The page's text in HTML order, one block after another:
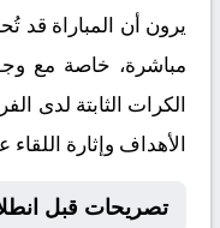
يرون أن المباراة
مباشرة، خاصة مع
الكرات الثابتة لدى
الأهداف وإثارة اللقاء
تصريحات قبل